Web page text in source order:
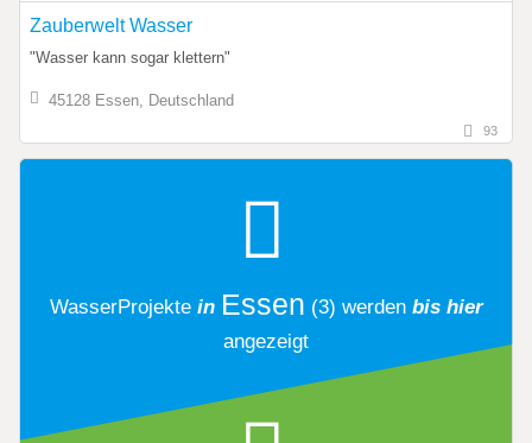
Zauberwelt Wasser
"Wasser kann sogar klettern"
45128 Essen, Deutschland
93
WasserProjekte in Essen (3) werden bis hier
angezeigt